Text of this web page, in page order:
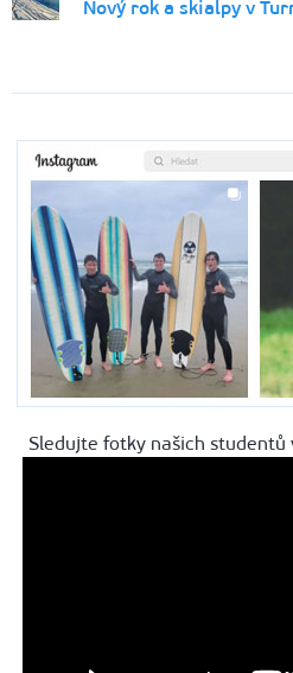
Nový rok a skialpy v
Sledujte fotky našich studentů